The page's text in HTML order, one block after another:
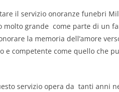
il servizio onoranze funebri
molto grande come parte di un
la memoria dell’amore
e competente come quello che
servizio opera da tanti anni